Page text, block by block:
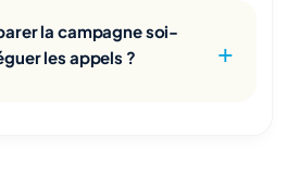
la campagne soi-
les appels ?